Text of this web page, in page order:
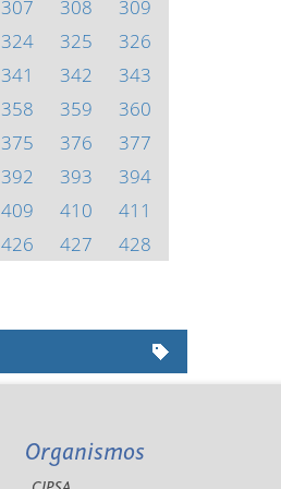
307 308
309
324 325
326
341 342
343
358 359
360
375 376
377
392 393
394
409 410
411
426 427
428
Organismos